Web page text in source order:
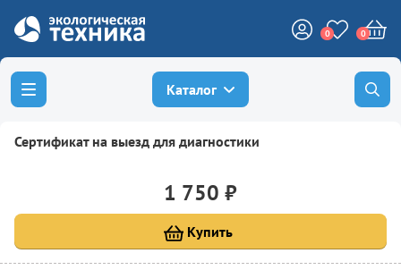
0 0
Каталог
Сертификат на выезд для диагностики
1 750 ₽
Купить